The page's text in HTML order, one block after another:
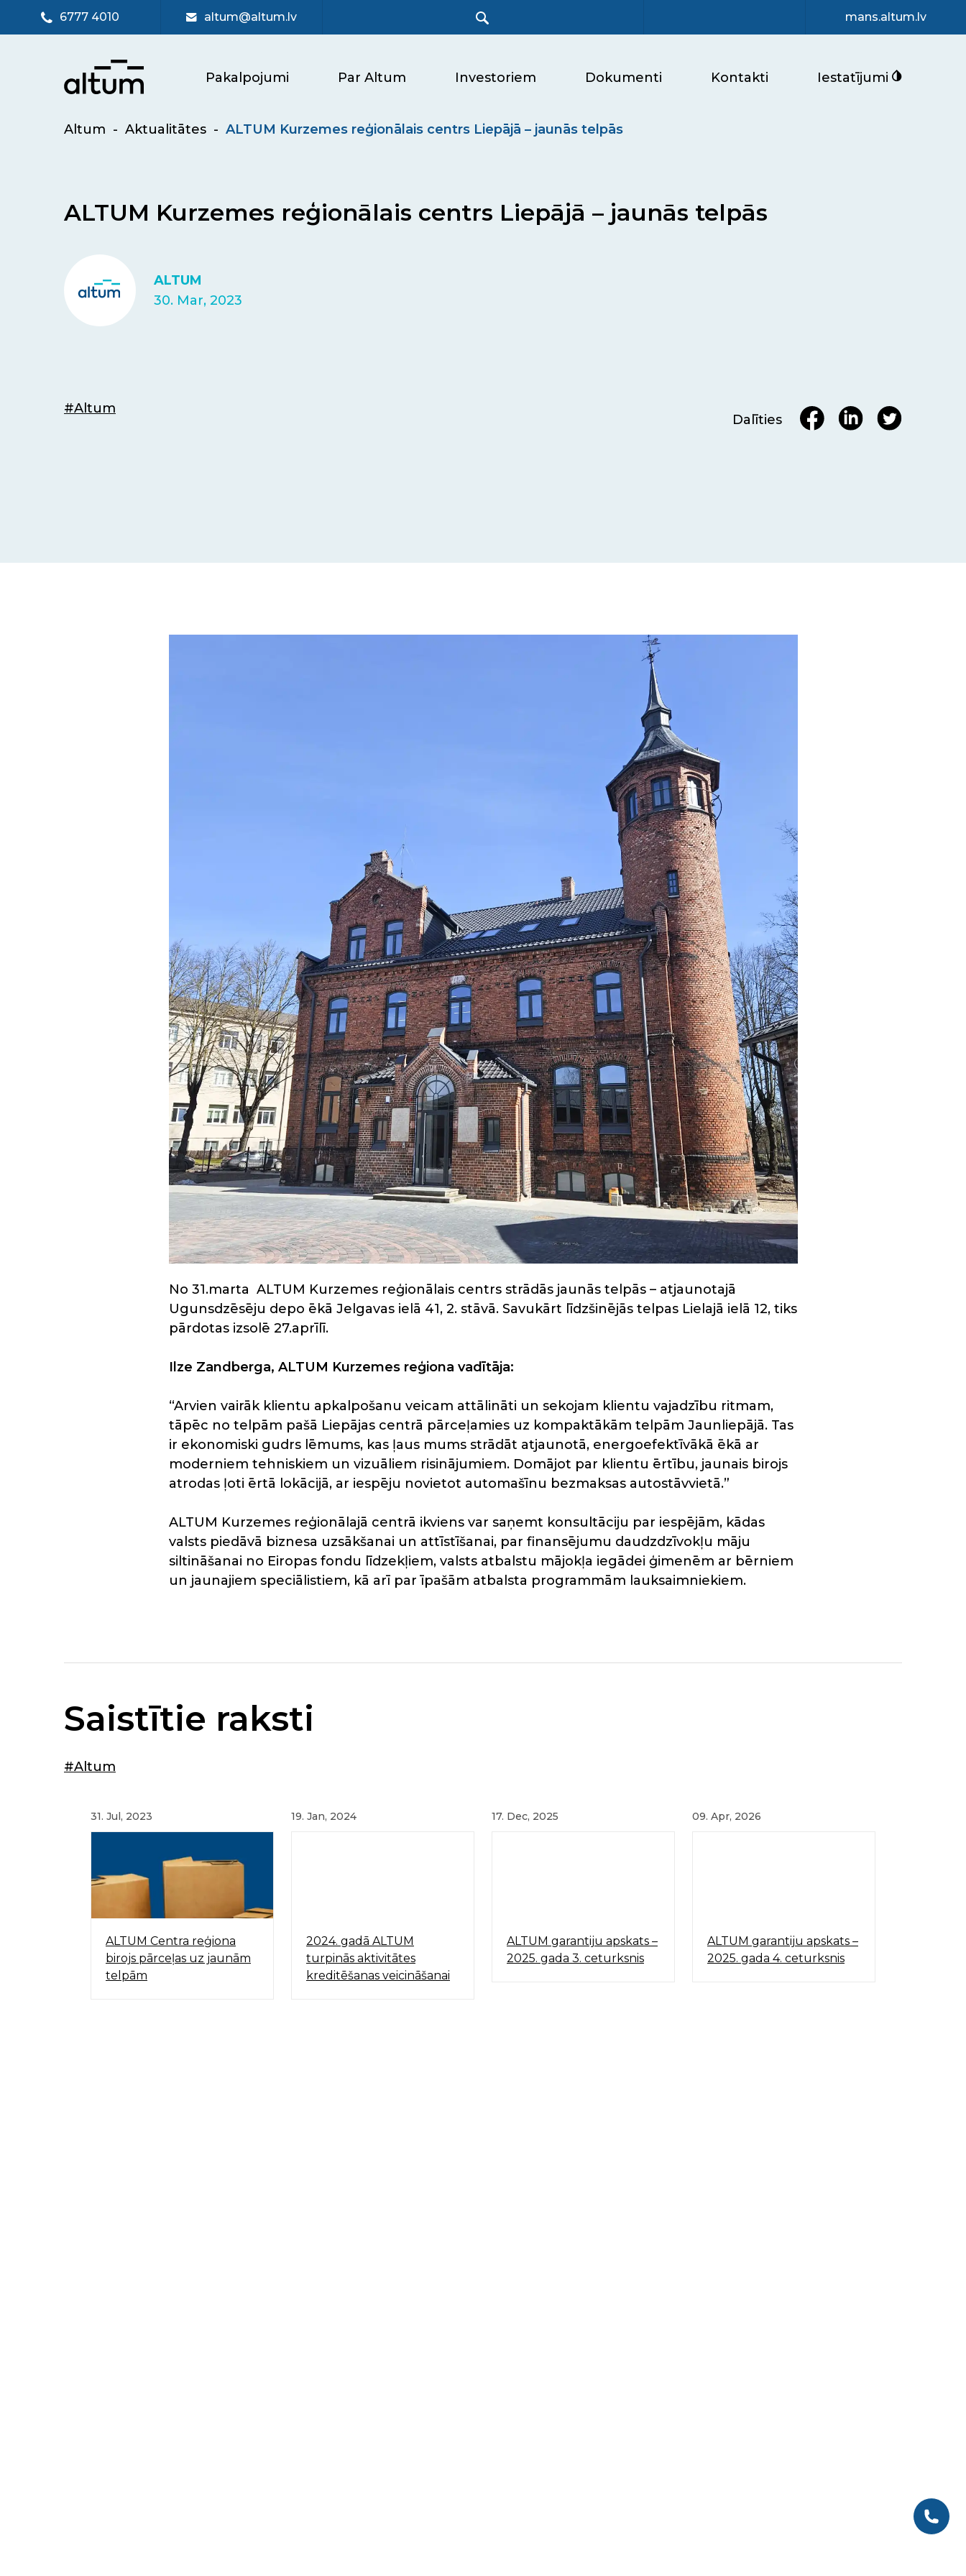
6777 4010 altum@altum.lv mans.altum.lv
Pakalpojumi Par Altum Investoriem Dokumenti Kontakti Iestatījumi
Altum - Aktualitātes - ALTUM Kurzemes reģionālais centrs Liepājā – jaunās telpās
ALTUM Kurzemes reģionālais centrs Liepājā – jaunās telpās
ALTUM
30. Mar, 2023
#Altum
Dalīties
No 31.marta ALTUM Kurzemes reģionālais centrs strādās jaunās telpās – atjaunotajā
Ugunsdzēsēju depo ēkā Jelgavas ielā 41, 2. stāvā. Savukārt līdzšinējās telpas Lielajā ielā 12, tiks
pārdotas izsolē 27.aprīlī.
Ilze Zandberga, ALTUM Kurzemes reģiona vadītāja:
“Arvien vairāk klientu apkalpošanu veicam attālināti un sekojam klientu vajadzību ritmam,
tāpēc no telpām pašā Liepājas centrā pārceļamies uz kompaktākām telpām Jaunliepājā. Tas
ir ekonomiski gudrs lēmums, kas ļaus mums strādāt atjaunotā, energoefektīvākā ēkā ar
moderniem tehniskiem un vizuāliem risinājumiem. Domājot par klientu ērtību, jaunais birojs
atrodas ļoti ērtā lokācijā, ar iespēju novietot automašīnu bezmaksas autostāvvietā.”
ALTUM Kurzemes reģionālajā centrā ikviens var saņemt konsultāciju par iespējām, kādas
valsts piedāvā biznesa uzsākšanai un attīstīšanai, par finansējumu daudzdzīvokļu māju
siltināšanai no Eiropas fondu līdzekļiem, valsts atbalstu mājokļa iegādei ģimenēm ar bērniem
un jaunajiem speciālistiem, kā arī par īpašām atbalsta programmām lauksaimniekiem.
Saistītie raksti
#Altum
31. Jul, 2023
ALTUM Centra reģiona
birojs pārceļas uz jaunām
telpām
19. Jan, 2024
2024. gadā ALTUM
turpinās aktivitātes
kreditēšanas veicināšanai
17. Dec, 2025
ALTUM garantiju apskats –
2025. gada 3. ceturksnis
09. Apr, 2026
ALTUM garantiju apskats –
2025. gada 4. ceturksnis